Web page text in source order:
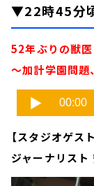
▼22時45分
52年ぶりの獣
～加計学園問題
【スタジオゲスト
ジャーナリスト